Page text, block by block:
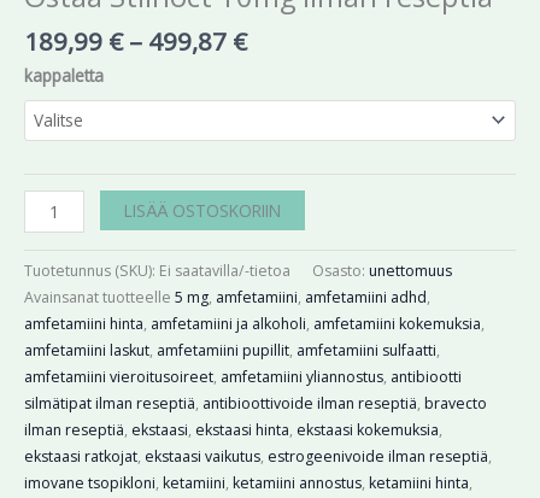
189,99 € – 499,87 €
kappaletta
LISÄÄ OSTOSKORIIN
Tuotetunnus (SKU): Ei saatavilla/-tietoa Osasto: unettomuus
Avainsanat tuotteelle 5 mg, amfetamiini, amfetamiini adhd,
amfetamiini hinta, amfetamiini ja alkoholi, amfetamiini kokemuksia,
amfetamiini laskut, amfetamiini pupillit, amfetamiini sulfaatti,
amfetamiini vieroitusoireet, amfetamiini yliannostus, antibiootti
silmätipat ilman reseptiä, antibioottivoide ilman reseptiä, bravecto
ilman reseptiä, ekstaasi, ekstaasi hinta, ekstaasi kokemuksia,
ekstaasi ratkojat, ekstaasi vaikutus, estrogeenivoide ilman reseptiä,
imovane tsopikloni, ketamiini, ketamiini annostus, ketamiini hinta,